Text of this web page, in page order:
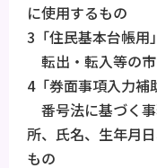
に使用するもの
3「住民基本台帳用
転出・転入等の
4「券面事項入力補
番号法に基づく
所、氏名、生年月
もの